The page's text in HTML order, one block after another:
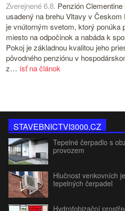
Zverejnené 6.8. Penzión Clementine
usadený na brehu Vltavy v Českom
je vnútorným svetom, ktorý ponúka
miesto na odpočinok a nabáda k
Pokoj je základnou kvalitou jeho
pôvodného penziónu v
z… ísť na článok
STAVEBNICTVI3000.CZ
Tepelné čerpadlo s
provozem
Hlučnost venkovních
tepelných čerpadel
Hydrofobizační